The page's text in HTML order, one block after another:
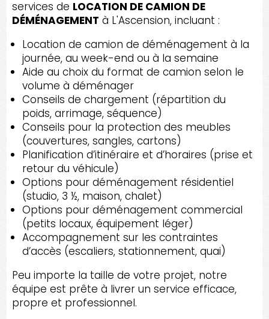
services de LOCATION DE CAMION DE
DÉMÉNAGEMENT à L'Ascension, incluant :
Location de camion de déménagement à la
journée, au week-end ou à la semaine
Aide au choix du format de camion selon le
volume à déménager
Conseils de chargement (répartition du
poids, arrimage, séquence)
Conseils pour la protection des meubles
(couvertures, sangles, cartons)
Planification d’itinéraire et d’horaires (prise et
retour du véhicule)
Options pour déménagement résidentiel
(studio, 3 ½, maison, chalet)
Options pour déménagement commercial
(petits locaux, équipement léger)
Accompagnement sur les contraintes
d’accès (escaliers, stationnement, quai)
Peu importe la taille de votre projet, notre
équipe est prête à livrer un service efficace,
propre et professionnel.